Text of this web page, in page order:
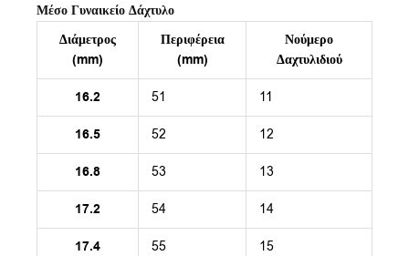
Μέσο Γυναικείο Δάχτυλο
Διάμετρος
(mm)
Περιφέρεια
(mm)
Νούμερο
Δαχτυλιδιού
16.2 51 11
16.5 52 12
16.8 53 13
17.2 54 14
17.4 55 15